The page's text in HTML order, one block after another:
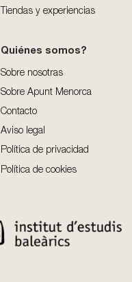
Tiendas y experiencias
Quiénes somos?
Sobre nosotras
Sobre Apunt Menorca
Contacto
Aviso legal
Política de privacidad
Política de cookies